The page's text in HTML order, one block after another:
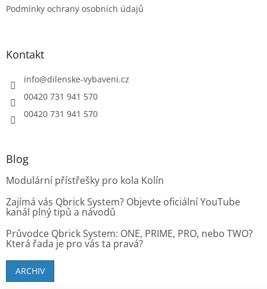
Podmínky ochrany osobních údajů
Kontakt
info@dilenske-vybaveni.cz
00420 731 941 570
00420 731 941 570
Blog
Modulární přístřešky pro kola Kolín
Zajímá vás Qbrick System? Objevte oficiální YouTube
kanál plný tipů a návodů
Průvodce Qbrick System: ONE, PRIME, PRO, nebo TWO?
Která řada je pro vás ta pravá?
ARCHIV